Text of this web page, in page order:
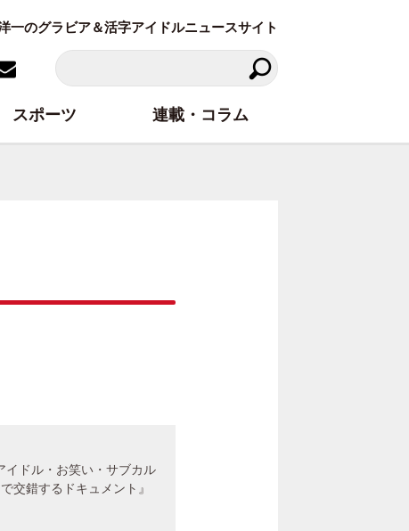
一のグラビア＆活字アイドルニュースサイト
ドル・お笑い・サブカル
交錯するドキュメント』
スポーツ 連載・コラム